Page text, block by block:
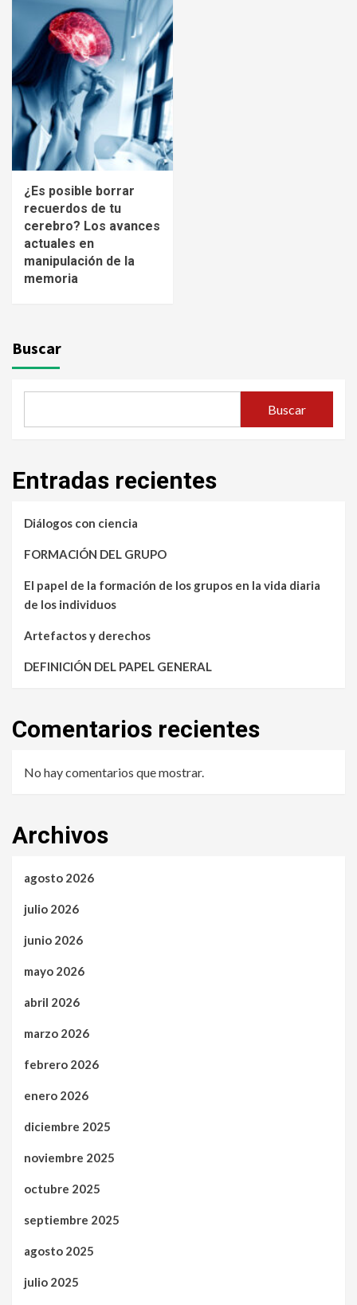
¿Es posible borrar
recuerdos de tu
cerebro? Los avances
actuales en
manipulación de la
memoria
Buscar
Buscar
Entradas recientes
Diálogos con ciencia
FORMACIÓN DEL GRUPO
El papel de la formación de los grupos en la vida diaria
de los individuos
Artefactos y derechos
DEFINICIÓN DEL PAPEL GENERAL
Comentarios recientes
No hay comentarios que mostrar.
Archivos
agosto 2026
julio 2026
junio 2026
mayo 2026
abril 2026
marzo 2026
febrero 2026
enero 2026
diciembre 2025
noviembre 2025
octubre 2025
septiembre 2025
agosto 2025
julio 2025